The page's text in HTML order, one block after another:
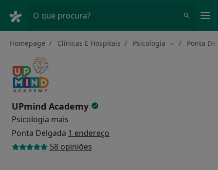
O que procura?
Homepage Clínicas E Hospitais Psicologia Mudar de
Ponta
UPmind Academy
Psicologia mais
Ponta Delgada 1 endereço
58 opiniões